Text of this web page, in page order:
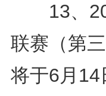
13、
联赛（第
将于6月14